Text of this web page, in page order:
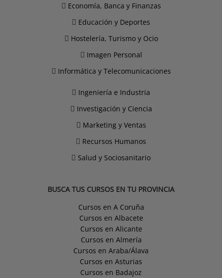
Economía, Banca y Finanzas
Educación y Deportes
Hostelería, Turismo y Ocio
Imagen Personal
Informática y Telecomunicaciones
Ingeniería e Industria
Investigación y Ciencia
Marketing y Ventas
Recursos Humanos
Salud y Sociosanitario
BUSCA TUS CURSOS EN TU PROVINCIA
Cursos en A Coruña
Cursos en Albacete
Cursos en Alicante
Cursos en Almería
Cursos en Araba/Álava
Cursos en Asturias
Cursos en Badajoz